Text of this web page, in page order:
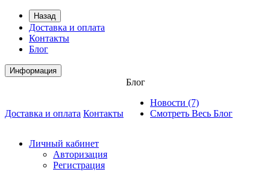
Назад
Доставка и оплата
Контакты
Блог
Информация
Доставка и оплата Контакты
Блог
Новости (7)
Смотреть Весь Блог
Личный кабинет
Авторизация
Регистрация